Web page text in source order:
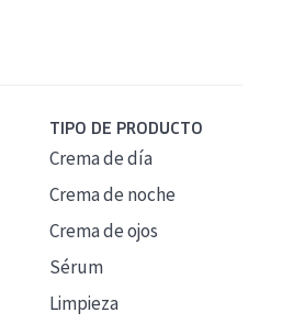
TIPO DE PRODUCTO
Crema de día
Crema de noche
Crema de ojos
Sérum
Limpieza